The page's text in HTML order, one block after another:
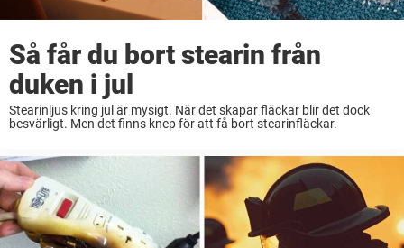
Så får du bort stearin från
duken i jul
Stearinljus kring jul är mysigt. När det skapar fläckar blir det dock
besvärligt. Men det finns knep för att få bort stearinfläckar.